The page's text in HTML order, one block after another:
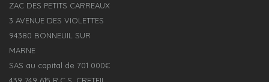
ZAC DES PETITS CARREAUX
3 AVENUE DES VIOLETTES
94380 BONNEUIL SUR
MARNE
SAS au capital de 701 000€